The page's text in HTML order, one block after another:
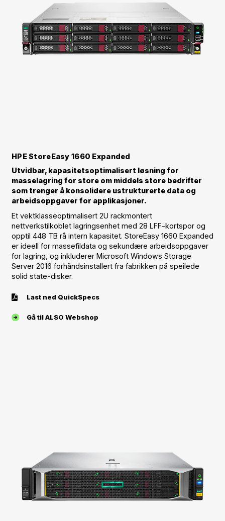
HPE StoreEasy 1660 Expanded
Utvidbar, kapasitetsoptimalisert løsning for
masselagring for store om middels store bedrifter
som trenger å konsolidere ustrukturerte data og
arbeidsoppgaver for applikasjoner.
Et vektklasseoptimalisert 2U rackmontert
nettverkstilkoblet lagringsenhet med 28 LFF-kortspor og
opptil 448 TB rå intern kapasitet. StoreEasy 1660 Expanded
er ideell for massefildata og sekundære arbeidsoppgaver
for lagring, og inkluderer Microsoft Windows Storage
Server 2016 forhåndsinstallert fra fabrikken på speilede
solid state-disker.
Last ned QuickSpecs
Gå til ALSO Webshop